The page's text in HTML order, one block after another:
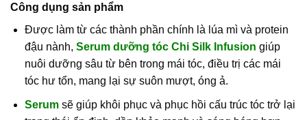
Công dụng sản phẩm
Được làm từ các thành phần chính là lúa mì và protein
đậu nành, Serum dưỡng tóc Chi Silk Infusion giúp
nuôi dưỡng sâu từ bên trong mái tóc, điều trị các mái
tóc hư tổn, mang lại sự suôn mượt, óng ả.
Serum sẽ giúp khôi phục và phục hồi cấu trúc tóc trở lại